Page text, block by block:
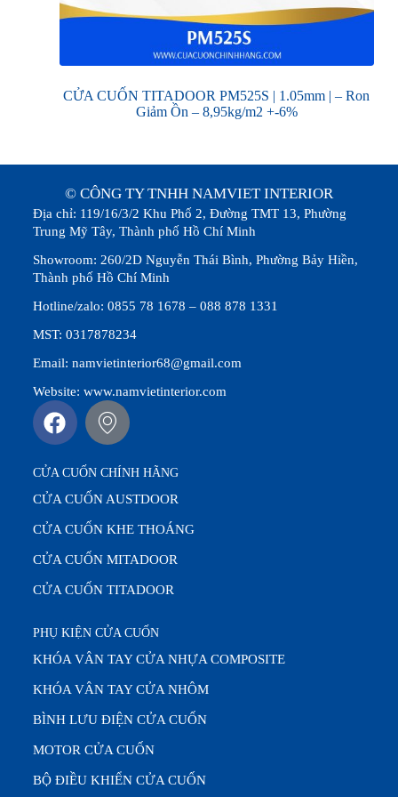
CỬA CUỐN TITADOOR PM525S | 1.05mm | – Ron
Giảm Ồn – 8,95kg/m2 +-6%
© CÔNG TY TNHH NAMVIET INTERIOR
Địa chỉ: 119/16/3/2 Khu Phố 2, Đường TMT 13, Phường
Trung Mỹ Tây, Thành phố Hồ Chí Minh
Showroom: 260/2D Nguyễn Thái Bình, Phường Bảy Hiền,
Thành phố Hồ Chí Minh
Hotline/zalo: 0855 78 1678 – 088 878 1331
MST: 0317878234
Email: namvietinterior68@gmail.com
Website: www.namvietinterior.com
CỬA CUỐN CHÍNH HÃNG
CỬA CUỐN AUSTDOOR
CỬA CUỐN KHE THOÁNG
CỬA CUỐN MITADOOR
CỬA CUỐN TITADOOR
PHỤ KIỆN CỬA CUỐN
KHÓA VÂN TAY CỬA NHỰA COMPOSITE
KHÓA VÂN TAY CỬA NHÔM
BÌNH LƯU ĐIỆN CỬA CUỐN
MOTOR CỬA CUỐN
BỘ ĐIỀU KHIỂN CỬA CUỐN